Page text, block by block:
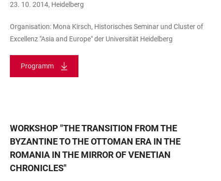
23. 10. 2014, Heidelberg
Organisation: Mona Kirsch, Historisches Seminar und Cluster of
Excellenz "Asia and Europe" der Universität Heidelberg
Programm
WORKSHOP "THE TRANSITION FROM THE
BYZANTINE TO THE OTTOMAN ERA IN THE
ROMANIA IN THE MIRROR OF VENETIAN
CHRONICLES"